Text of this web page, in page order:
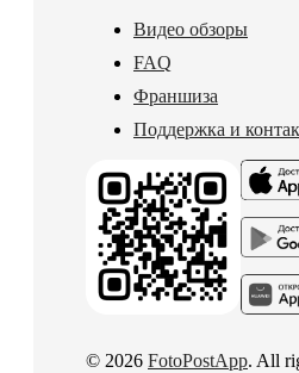
Видео обзоры
FAQ
Франшиза
Поддержка и
© 2026 FotoPostApp. All